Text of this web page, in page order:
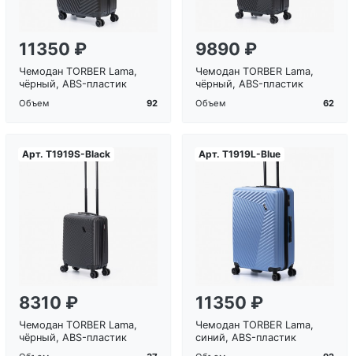
11350 ₽
Чемодан TORBER Lama,
чёрный, ABS-пластик
Объем 92
9890 ₽
Чемодан TORBER Lama,
чёрный, ABS-пластик
Объем 62
Арт. T1919S-Black
Загрузка...
8310 ₽
Чемодан TORBER Lama,
чёрный, ABS-пластик
Арт. T1919L-Blue
Загрузка...
11350 ₽
Чемодан TORBER Lama,
синий, ABS-пластик